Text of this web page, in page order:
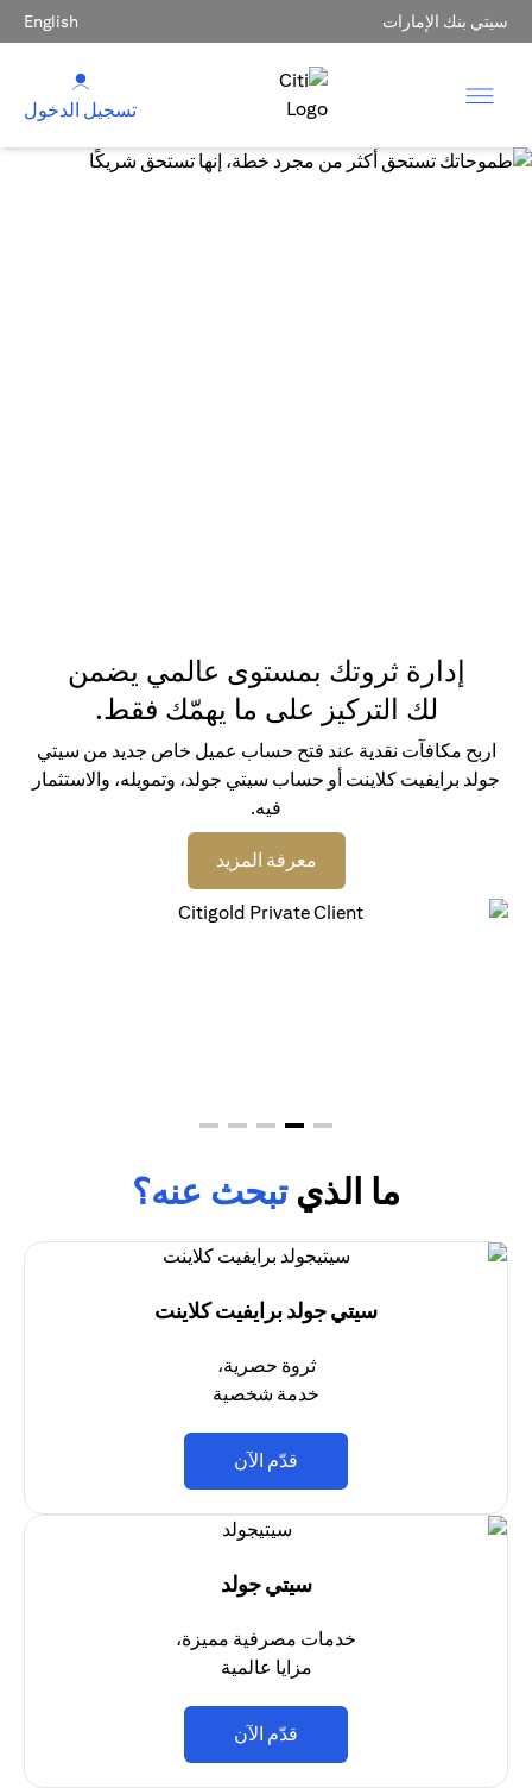
سيتي بنك الإمارات English
تسجيل الدخول
إدارة ثروتك بمستوى عالمي يضمن
لك التركيز على ما يهمّك فقط.
اربح مكافآت نقدية عند فتح حساب عميل خاص جديد من سيتي
جولد برايفيت كلاينت أو حساب سيتي جولد، وتمويله، والاستثمار
فيه.
معرفة المزيد
ما الذيتبحث عنه؟
سيتي جولد برايفيت كلاينت
ثروة حصرية،
خدمة شخصية
قدّم الآن
سيتي جولد
خدمات مصرفية مميزة،
مزايا عالمية
قدّم الآن